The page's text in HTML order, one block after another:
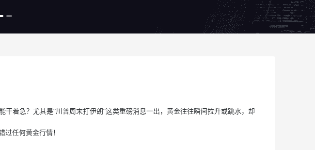
着急？尤其是“川普周末打伊朗”这类重磅消息一出，黄金往往瞬间拉升或跳水，却
任何黄金行情！